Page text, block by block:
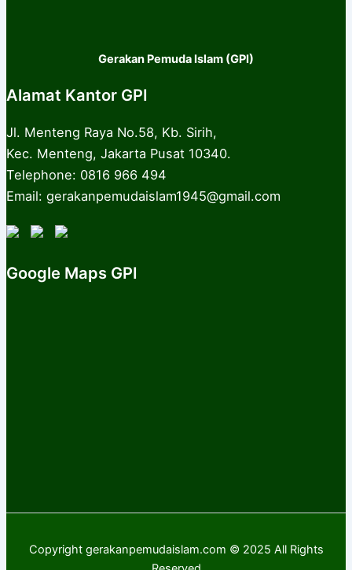
Gerakan Pemuda Islam (GPI)
Alamat Kantor GPI
Jl. Menteng Raya No.58, Kb. Sirih,
Kec. Menteng, Jakarta Pusat 10340.
Telephone: 0816 966 494
Email: gerakanpemudaislam1945@gmail.com
Google Maps GPI
Copyright gerakanpemudaislam.com © 2025 All Rights